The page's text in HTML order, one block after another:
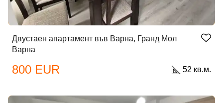
Двустаен апартамент във Варна, Гранд Мол
Варна
800 EUR 52 кв.м.